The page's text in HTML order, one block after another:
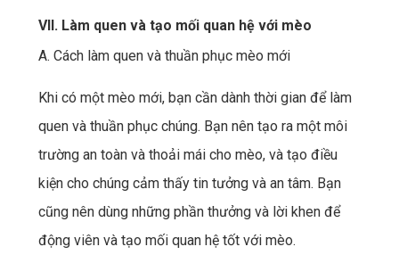
VII. Làm quen và tạo mối quan hệ với mèo
A. Cách làm quen và thuần phục mèo mới
Khi có một mèo mới, bạn cần dành thời gian để làm
quen và thuần phục chúng. Bạn nên tạo ra một môi
trường an toàn và thoải mái cho mèo, và tạo điều
kiện cho chúng cảm thấy tin tưởng và an tâm. Bạn
cũng nên dùng những phần thưởng và lời khen để
động viên và tạo mối quan hệ tốt với mèo.